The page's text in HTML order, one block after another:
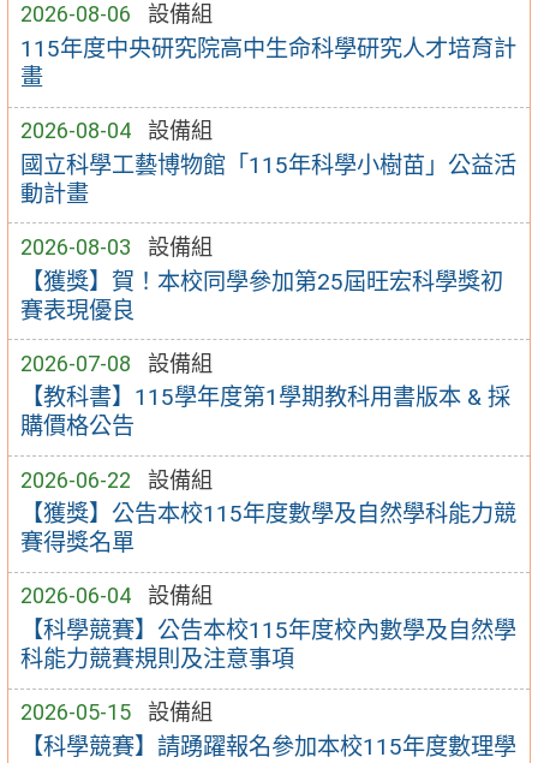
2026-08-06 設備組
115年度中央研究院高中生命科學研究人才培育計
畫
2026-08-04 設備組
國立科學工藝博物館「115年科學小樹苗」公益活
動計畫
2026-08-03 設備組
【獲獎】賀！本校同學參加第25屆旺宏科學獎初
賽表現優良
2026-07-08 設備組
【教科書】115學年度第1學期教科用書版本 & 採
購價格公告
2026-06-22 設備組
【獲獎】公告本校115年度數學及自然學科能力競
賽得獎名單
2026-06-04 設備組
【科學競賽】公告本校115年度校內數學及自然學
科能力競賽規則及注意事項
2026-05-15 設備組
【科學競賽】請踴躍報名參加本校115年度數理學